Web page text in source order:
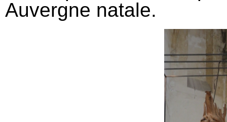
Auvergne natale.